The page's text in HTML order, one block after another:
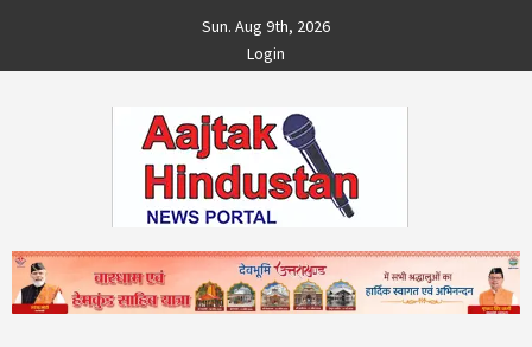
content
Sun. Aug 9th, 2026
Login